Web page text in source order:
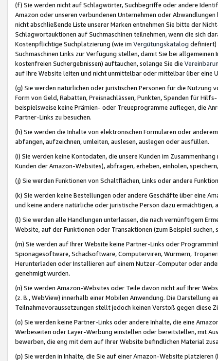
(f) Sie werden nicht auf Schlagwörter, Suchbegriffe oder andere
Amazon oder unseren verbundenen Unternehmen oder
nicht abschließende Liste unserer Marken entnehmen Sie bitte der
Schlagwortauktionen auf Suchmaschinen teilnehmen, wenn die sich
Kostenpflichtige Suchplatzierung (wie im Vergütungskatalog definiert)
Suchmaschinen Links zur Verfügung stellen, damit Sie bei
kostenfreien Suchergebnissen) auftauchen, solange Sie die
auf Ihre Website leiten und nicht unmittelbar oder mittelbar über eine
(g) Sie werden natürlichen oder juristischen Personen für die Nutzung
Form von Geld, Rabatten, Preisnachlässen, Punkten, Spenden für
beispielsweise keine Prämien- oder Treueprogramme auflegen, die
Partner-Links zu besuchen.
(h) Sie werden die Inhalte von elektronischen Formularen oder
abfangen, aufzeichnen, umleiten, auslesen, auslegen oder ausfüllen.
(i) Sie werden keine Kontodaten, die unsere Kunden im
Kunden der Amazon-Websites), abfragen, erheben, einholen,
(j) Sie werden Funktionen von Schaltflächen, Links oder andere
(k) Sie werden keine Bestellungen oder andere Geschäfte über eine
und keine andere natürliche oder juristische Person dazu
(l) Sie werden alle Handlungen unterlassen, die nach vernünftigem
Website, auf der Funktionen oder Transaktionen (zum Beispiel
(m) Sie werden auf Ihrer Website keine Partner-Links oder
Spionagesoftware, Schadsoftware, Computerviren, Würmern,
Herunterladen oder Installieren auf einem Nutzer-Computer oder
genehmigt wurden.
(n) Sie werden Amazon-Websites oder Teile davon nicht auf Ihrer
(z. B., WebView) innerhalb einer Mobilen Anwendung. Die Darstellung
Teilnahmevoraussetzungen stellt jedoch keinen Verstoß gegen diese
(o) Sie werden keine Partner-Links oder andere Inhalte, die eine
Werbeseiten oder Layer-Werbung einstellen oder bereitstellen, mit
bewerben, die eng mit dem auf Ihrer Website befindlichen Material
(p) Sie werden in Inhalte, die Sie auf einer Amazon-Website